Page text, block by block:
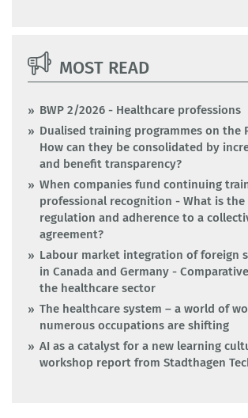
MOST READ
BWP 2/2026 - Healthcare professions
Dualised training programmes on the
How can they be consolidated by
and benefit transparency?
When companies fund continuing
professional recognition - What is the
regulation and adherence to a
agreement?
Labour market integration of foreign
in Canada and Germany -
the healthcare sector
The healthcare system – a world of
numerous occupations are shifting
AI as a catalyst for a new learning
workshop report from Stadthagen